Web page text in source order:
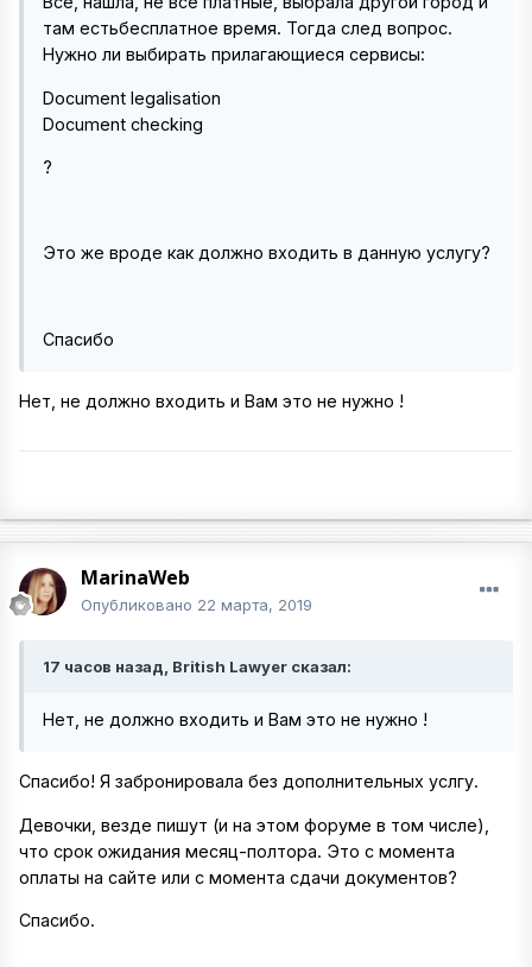
там естьбесплатное время. Тогда след вопрос.
Нужно ли выбирать прилагающиеся сервисы:
Document legalisation
Document checking
?
Это же вроде как должно входить в данную услугу?
Спасибо
Нет, не должно входить и Вам это не нужно !
MarinaWeb
Опубликовано 22 марта, 2019
17 часов назад, British Lawyer сказал:
Нет, не должно входить и Вам это не нужно !
Спасибо! Я забронировала без дополнительных услгу.
Девочки, везде пишут (и на этом форуме в том числе),
что срок ожидания месяц-полтора. Это с момента
оплаты на сайте или с момента сдачи документов?
Спасибо.